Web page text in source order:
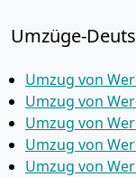
Umzüge-
Umzug von
Umzug von
Umzug von
Umzug von
Umzug von